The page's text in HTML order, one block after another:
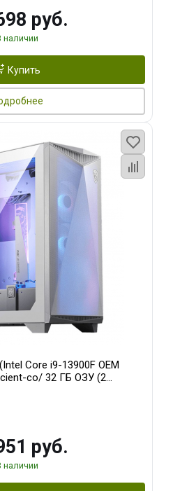
руб.
наличии
Купить
Core i9-13900F OEM
co/ 32 ГБ ОЗУ (2
AERO OC 16GB GDDR7
руб.
наличии